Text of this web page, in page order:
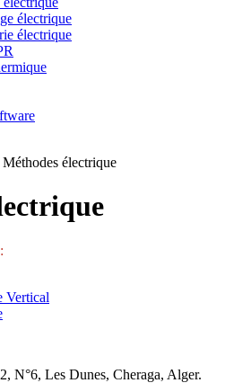
électrique
électrique
Méthodes électrique
Vertical
N°6, Les Dunes, Cheraga, Alger.